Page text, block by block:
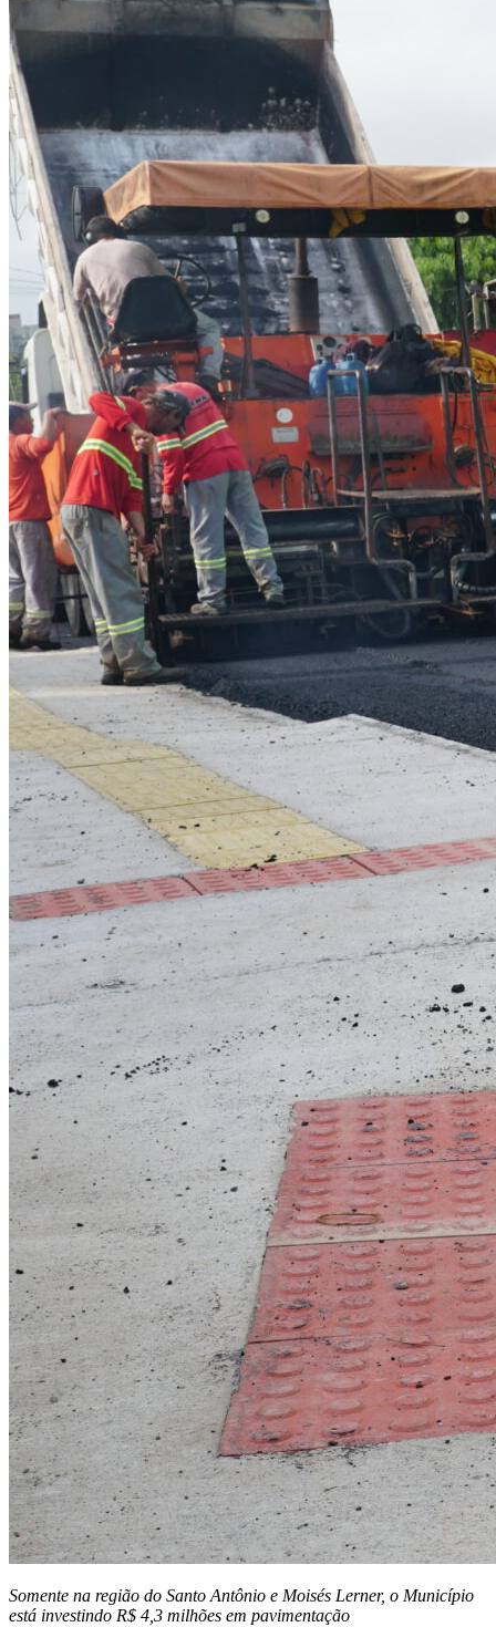
Somente na região do Santo Antônio e Moisés Lerner, o Município
está investindo R$ 4,3 milhões em pavimentação